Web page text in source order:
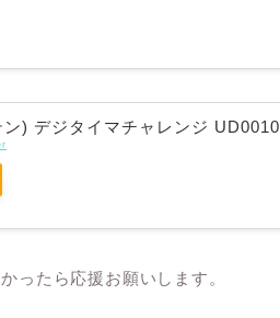
) デジタイマチャレンジ UD0010
ったら応援お願いします。